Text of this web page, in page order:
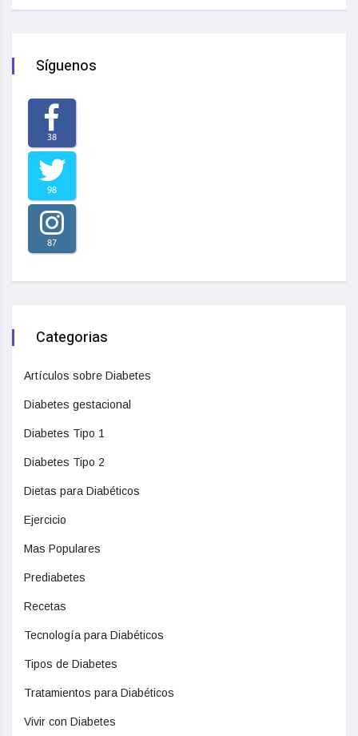
Síguenos
38
98
87
Categorias
Artículos sobre Diabetes
Diabetes gestacional
Diabetes Tipo 1
Diabetes Tipo 2
Dietas para Diabéticos
Ejercicio
Mas Populares
Prediabetes
Recetas
Tecnología para Diabéticos
Tipos de Diabetes
Tratamientos para Diabéticos
Vivir con Diabetes